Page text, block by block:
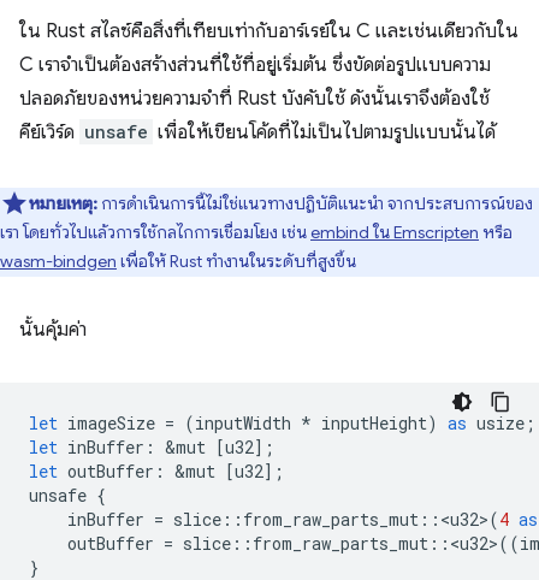
ใน Rust สไลซ์คือสิ่งที่เทียบเท่ากับอาร์เรย์ใน C และเช่นเดียวกับใน
C เราจำเป็นต้องสร้างส่วนที่ใช้ที่อยู่เริ่มต้น ซึ่งขัดต่อรูปแบบความ
ปลอดภัยของหน่วยความจำที่ Rust บังคับใช้ ดังนั้นเราจึงต้องใช้
คีย์เวิร์ด unsafe เพื่อให้เขียนโค้ดที่ไม่เป็นไปตามรูปแบบนั้นได้
หมายเหตุ: การดำเนินการนี้ไม่ใช่แนวทางปฏิบัติแนะนำ จากประสบการณ์ของ
เรา โดยทั่วไปแล้วการใช้กลไกการเชื่อมโยง เช่นembind ใน Emscripten หรือ
wasm-bindgen เพื่อให้ Rust ทํางานในระดับที่สูงขึ้น
นั้นคุ้มค่า
let imageSize = (inputWidth * inputHeight) as usize ;
let inBuffer : &mut [u32];
let outBuffer : &mut [u32];
unsafe {
inBuffer = slice :: from_raw_parts_mut :: <u32>(4 as
outBuffer = slice :: from_raw_parts_mut :: <u32>((
}